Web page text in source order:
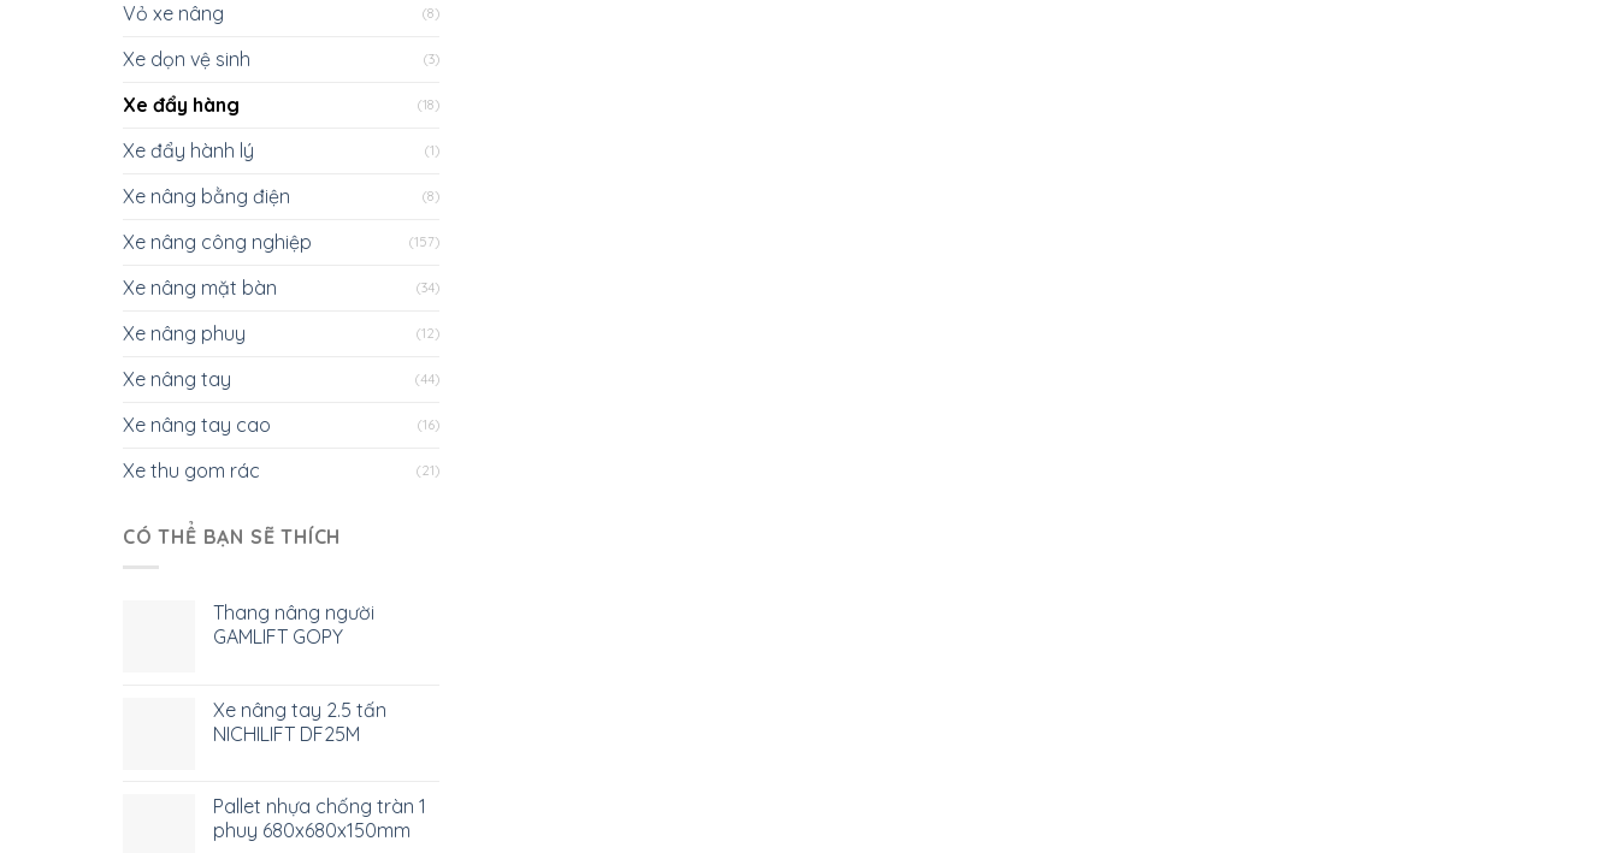
Vỏ xe nâng (8)
Xe dọn vệ sinh (3)
Xe đẩy hàng (18)
Xe đẩy hành lý (1)
Xe nâng bằng điện (8)
Xe nâng công nghiệp (157)
Xe nâng mặt bàn (34)
Xe nâng phuy (12)
Xe nâng tay (44)
Xe nâng tay cao (16)
Xe thu gom rác (21)
CÓ THỂ BẠN SẼ THÍCH
Thang nâng người
GAMLIFT GOPY
Xe nâng tay 2.5 tấn
NICHILIFT DF25M
Pallet nhựa chống tràn 1
phuy 680x680x150mm